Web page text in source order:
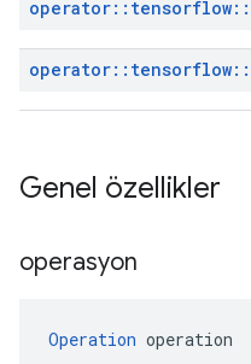
operator:: tensorflow::
operator:: tensorflow::
Genel özellikler
operasyon
Operation operation